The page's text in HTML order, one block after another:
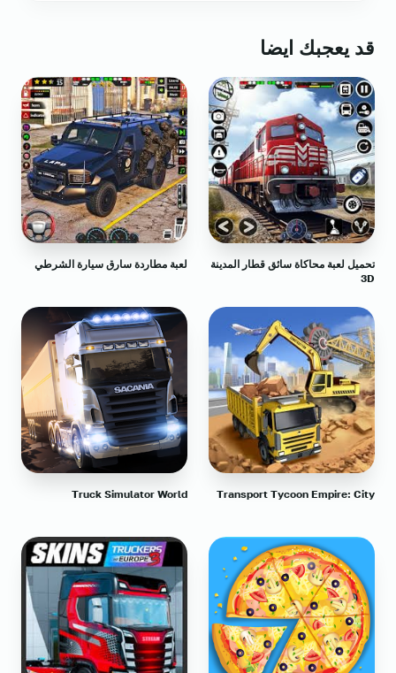
قد يعجبك ايضا
تحميل لعبة محاكاة سائق قطار المدينة
3D
لعبة مطاردة سارق سيارة الشرطي
Transport Tycoon Empire: City
Truck Simulator World